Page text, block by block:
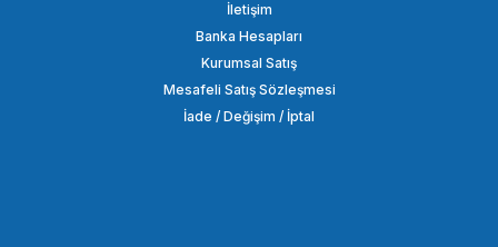
İletişim
Banka Hesapları
Kurumsal Satış
Mesafeli Satış Sözleşmesi
İade / Değişim / İptal